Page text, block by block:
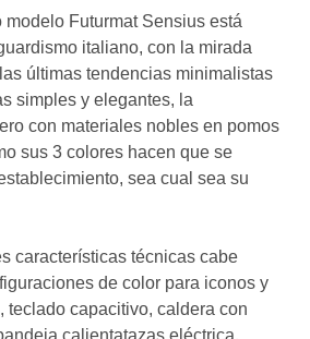
Futurmat Sensius está
italiano, con la mirada
últimas tendencias minimalistas
simples y elegantes, la
con materiales nobles en pomos
sus 3 colores hacen que se
sea cual sea su
características técnicas cabe
de color para iconos y
teclado capacitivo, caldera con
calientatazas eléctrica,